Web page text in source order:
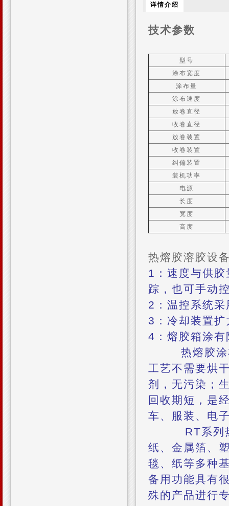
详情介绍
技术参数
型号
涂布宽度
涂布量
涂布速度
放卷直径
收卷直径
放卷装置
收卷装置
纠偏装置
装机功率
电源
长度
宽度
高度
热熔胶溶胶设
1：速度与供
踪，也可手动
2：温控系统
3：冷却装置
4：熔胶箱涂
热熔胶
工艺不需要烘
剂，无污染；
回收期短，是
车、服装、电
RT系列热熔
纸、金属箔、
毯、纸等多种
备用功能具有
殊的产品进行